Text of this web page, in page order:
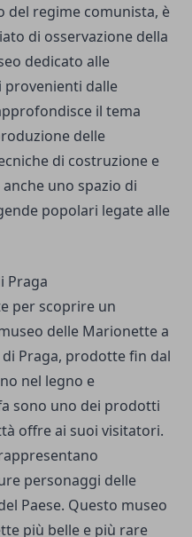
del regime comunista, è
di osservazione della
dedicato alle
provenienti dalle
il tema
delle
di costruzione e
uno spazio di
popolari legate alle
Praga
per scoprire un
delle Marionette a
Praga, prodotte fin dal
nel legno e
sono uno dei prodotti
offre ai suoi visitatori.
personaggi delle
Paese. Questo museo
più belle e più rare